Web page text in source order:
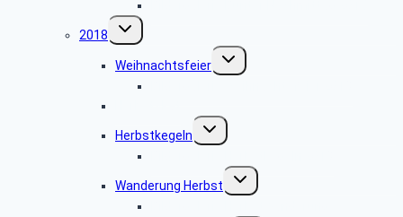
2018
Untermenü
umschalten
Weihnachtsfeier
Untermenü
umschalten
Herbstkegeln
Untermenü
umschalten
Wanderung Herbst
Untermenü
umschalten